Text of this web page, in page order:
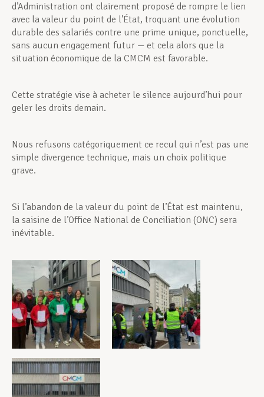
d’Administration ont clairement proposé de rompre le lien
avec la valeur du point de l’État, troquant une évolution
durable des salariés contre une prime unique, ponctuelle,
sans aucun engagement futur — et cela alors que la
situation économique de la CMCM est favorable.
Cette stratégie vise à acheter le silence aujourd’hui pour
geler les droits demain.
Nous refusons catégoriquement ce recul qui n’est pas une
simple divergence technique, mais un choix politique
grave.
Si l’abandon de la valeur du point de l’État est maintenu,
la saisine de l’Office National de Conciliation (ONC) sera
inévitable.